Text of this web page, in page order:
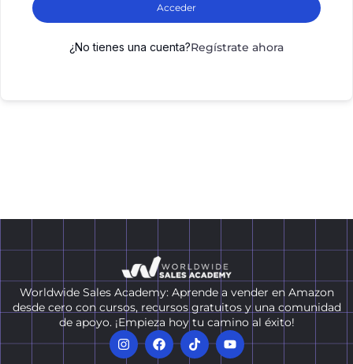
Acceder
¿No tienes una cuenta?Regístrate ahora
Worldwide Sales Academy: Aprende a vender en Amazon
desde cero con cursos, recursos gratuitos y una comunidad
de apoyo. ¡Empieza hoy tu camino al éxito!